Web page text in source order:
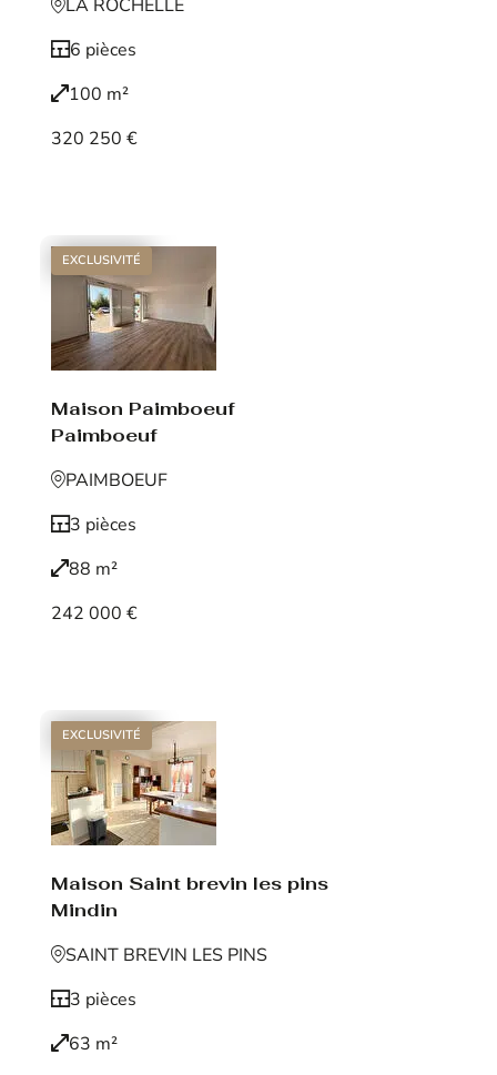
LA ROCHELLE
6 pièces
100 m²
320 250 €
EXCLUSIVITÉ
Maison Paimboeuf
Paimboeuf
PAIMBOEUF
3 pièces
88 m²
242 000 €
EXCLUSIVITÉ
Maison Saint brevin les pins
Mindin
SAINT BREVIN LES PINS
3 pièces
63 m²